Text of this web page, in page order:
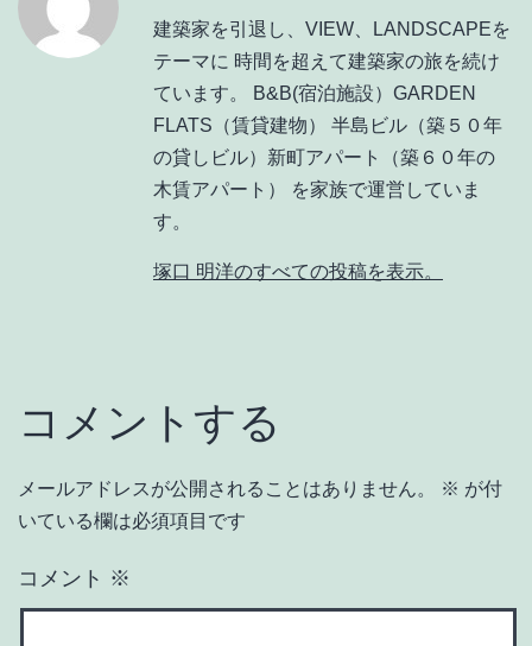
建築家を引退し、VIEW、LANDSCAPEを
テーマに 時間を超えて建築家の旅を続け
ています。 B&B(宿泊施設）GARDEN
FLATS（賃貸建物） 半島ビル（築５０年
の貸しビル）新町アパート（築６０年の
木賃アパート） を家族で運営していま
す。
塚口 明洋のすべての投稿を表示。
コメントする
メールアドレスが公開されることはありません。 ※ が付
いている欄は必須項目です
コメント ※